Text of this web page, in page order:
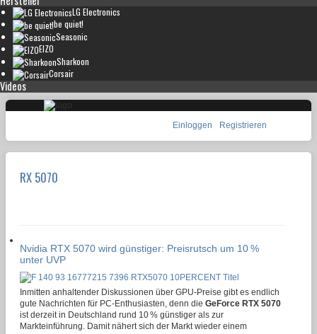
LG Electronics
be quiet!
Seasonic
EIZO
Sharkoon
Corsair
Videos
Einloggen Registrieren
RX 5070
Nvidia RTX 5070 wird günstiger: Preisrutsch um 10 %
unter UVP
Inmitten anhaltender Diskussionen über GPU-Preise gibt es endlich
gute Nachrichten für PC-Enthusiasten, denn die GeForce RTX 5070
ist derzeit in Deutschland rund 10 % günstiger als zur
Markteinführung. Damit nähert sich der Markt wieder einem